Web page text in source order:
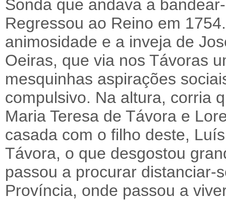
Sonda que andava a
Regressou ao Reino em
animosidade e a inveja de
Oeiras, que via nos Távoras
mesquinhas aspirações
compulsivo. Na altura, corria
Maria Teresa de Távora e
casada com o filho deste,
Távora, o que desgostou
passou a procurar distanciar-
Província, onde passou a